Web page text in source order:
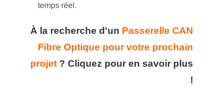
temps réel.
À la recherche d'un Passerelle CAN
Fibre Optique pour votre prochain
projet ?Cliquez pour en savoir plus
!